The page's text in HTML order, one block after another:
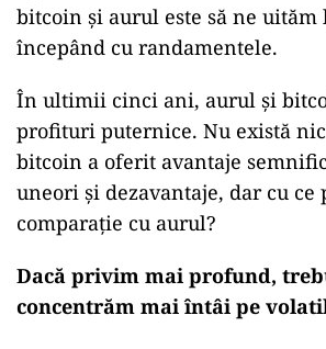
bitcoin și aurul este să ne uităm
începând cu randamentele.
În ultimii cinci ani, aurul și
profituri puternice. Nu există
bitcoin a oferit avantaje
uneori și dezavantaje, dar cu ce
comparație cu aurul?
Dacă privim mai profund,
concentrăm mai întâi pe